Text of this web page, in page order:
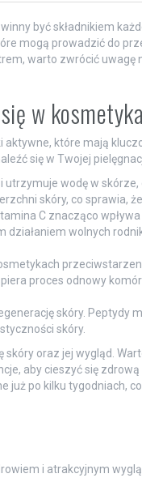
być składnikiem
mogą prowadzić do
warto zwrócić uwagę
w
aktywne, które mają
się w Twojej
wodę w
skóry, co sprawia,
C znacząco
działaniem wolnych
proces odnowy
skóry. Peptydy
skóry.
oraz jej wygląd.
aby cieszyć się
po kilku tygodniach,
i atrakcyjnym